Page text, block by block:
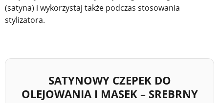
(satyna) i wykorzystaj także podczas stosowania
stylizatora.
SATYNOWY CZEPEK DO
OLEJOWANIA I MASEK – SREBRNY